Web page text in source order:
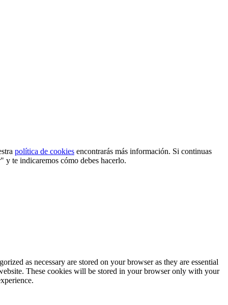
política de cookies encontrarás más información. Si continuas
y te indicaremos cómo debes hacerlo.
as necessary are stored on your browser as they are essential
These cookies will be stored in your browser only with your